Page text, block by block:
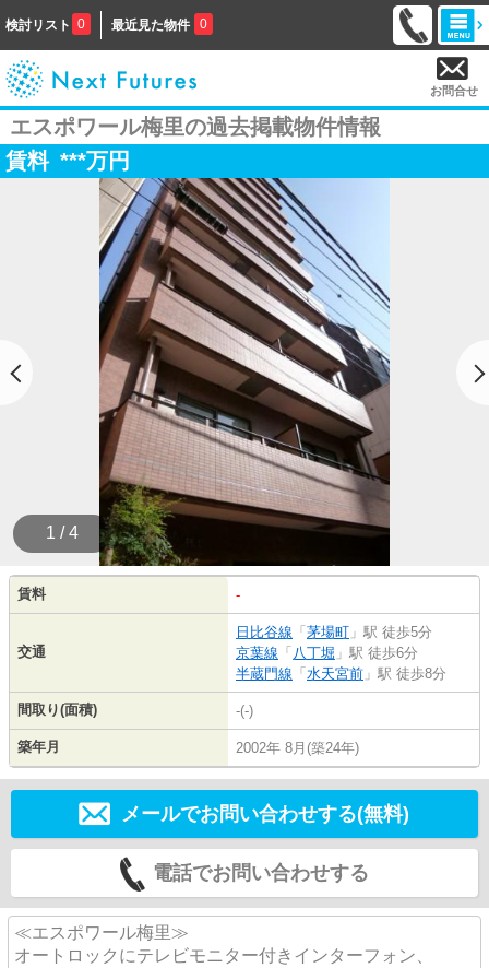
検討リスト 0 最近見た物件 0
お問合せ
エスポワール梅里の過去掲載物件情報
賃料 ***万円
1 / 4
賃料 -
交通
日比谷線 「 茅場町 」駅 徒歩5分
京葉線 「 八丁堀 」駅 徒歩6分
半蔵門線 「 水天宮前 」駅 徒歩8分
間取り(面積) -(-)
築年月 2002年 8月(築24年)
メールでお問い合わせする(無料)
電話でお問い合わせする
≪エスポワール梅里≫
オートロックにテレビモニター付きインターフォン、